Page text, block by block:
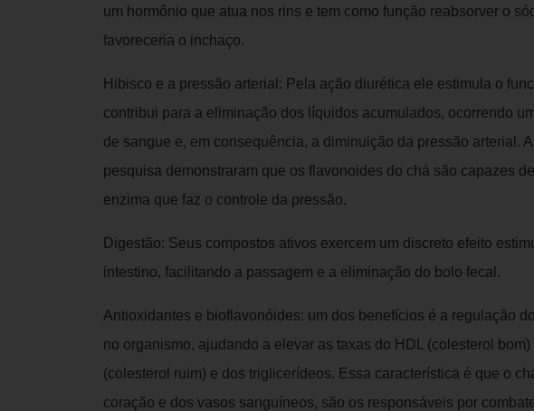
um hormônio que atua nos rins e tem como função reabsorver o
favoreceria o inchaço.
Hibisco e a pressão arterial: Pela ação diurética ele estimula o
contribui para a eliminação dos líquidos acumulados, ocorrendo
de sangue e, em consequência, a diminuição da pressão arterial.
pesquisa demonstraram que os flavonoides do chá são capazes
enzima que faz o controle da pressão.
Digestão: Seus compostos ativos exercem um discreto efeito
intestino, facilitando a passagem e a eliminação do bolo fecal.
Antioxidantes e bioflavonóides: um dos benefícios é a regulação
no organismo, ajudando a elevar as taxas do HDL (colesterol bom)
(colesterol ruim) e dos triglicerídeos. Essa característica é que o
coração e dos vasos sanguíneos, são os responsáveis por